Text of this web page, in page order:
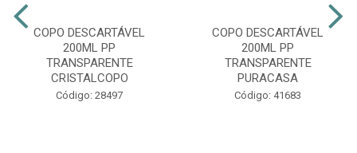
COPO DESCARTÁVEL
200ML PP
TRANSPARENTE
CRISTALCOPO
Código: 28497
COPO DESCARTÁVEL
200ML PP
TRANSPARENTE
PURACASA
Código: 41683